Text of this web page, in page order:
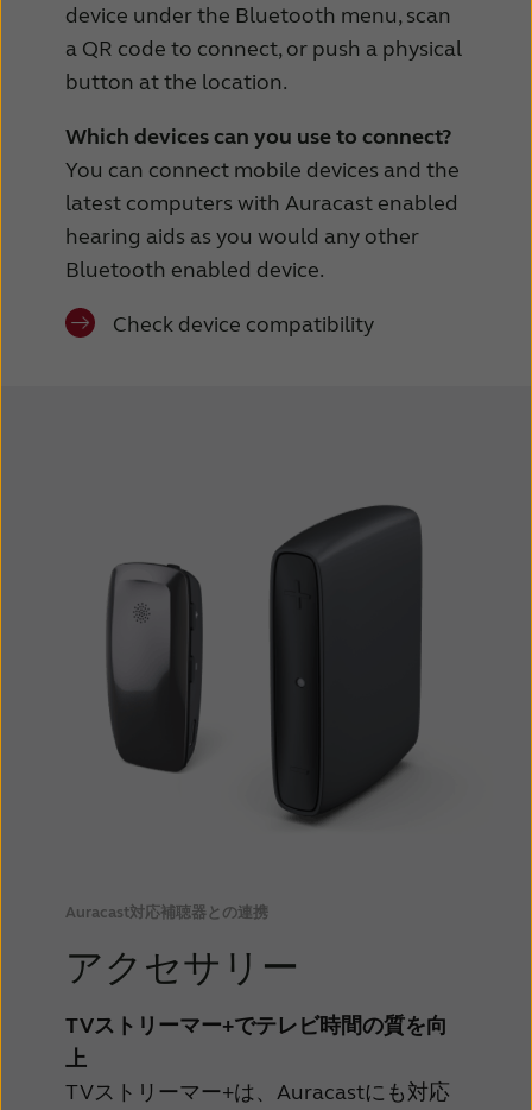
device under the Bluetooth menu, scan
a QR code to connect, or push a physical
button at the location.
Which devices can you use to connect?
You can connect mobile devices and the
latest computers with Auracast enabled
hearing aids as you would any other
Bluetooth enabled device.
Check device compatibility
Auracast対応補聴器との連携
アクセサリー
TVストリーマー+でテレビ時間の質を向
上
TVストリーマー+は、Auracastにも対応